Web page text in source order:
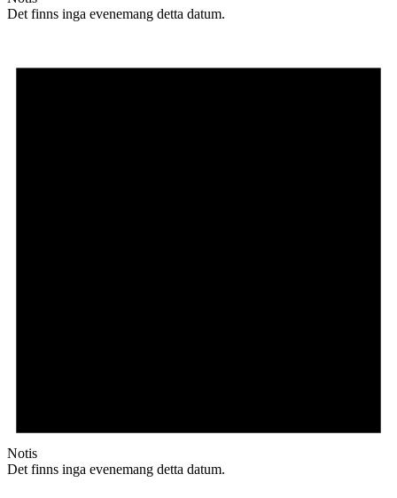
Det finns inga evenemang detta datum.
Notis
Det finns inga evenemang detta datum.